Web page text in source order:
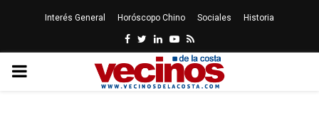
Interés General Horóscopo Chino Sociales Historia
Facebook
Twitter
LinkedinYoutube
Rss
PRIMARY